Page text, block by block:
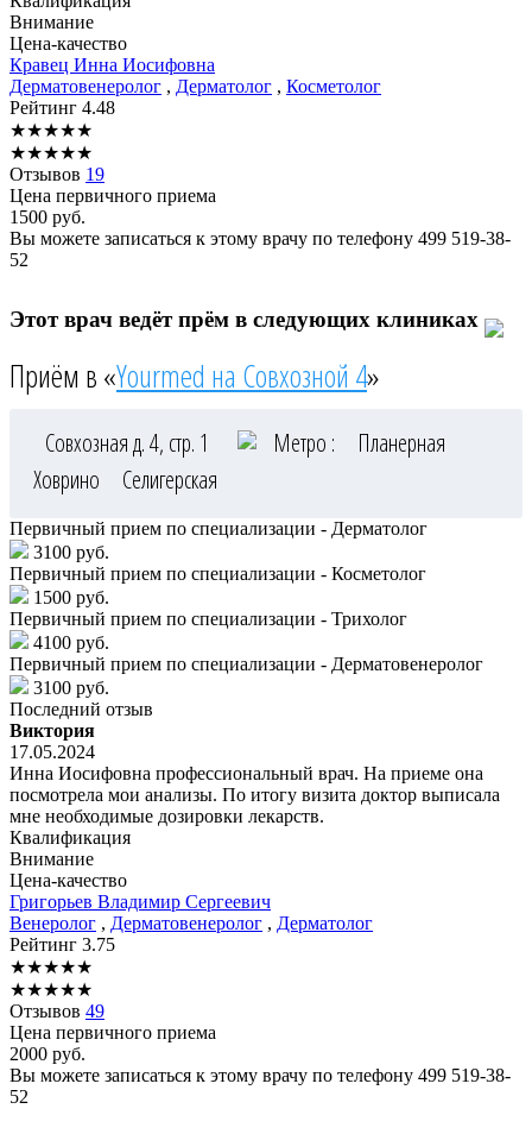
Внимание
Цена-качество
Кравец Инна Иосифовна
Дерматовенеролог , Дерматолог , Косметолог
Рейтинг 4.48
★★★★★
★★★★★
Отзывов 19
Цена первичного приема
1500 руб.
Вы можете записаться к этому врачу по телефону 499 519-38-
52
Этот врач ведёт прём в следующих клиниках
Приём в «Yourmed на Совхозной 4»
Совхозная д. 4, стр. 1 Метро :
Планерная
Ховрино
Селигерская
Первичный прием по специализации - Дерматолог
3100 руб.
Первичный прием по специализации - Косметолог
1500 руб.
Первичный прием по специализации - Трихолог
4100 руб.
Первичный прием по специализации - Дерматовенеролог
3100 руб.
Последний отзыв
Виктория
17.05.2024
Инна Иосифовна профессиональный врач. На приеме она
посмотрела мои анализы. По итогу визита доктор выписала
мне необходимые дозировки лекарств.
Квалификация
Внимание
Цена-качество
Григорьев Владимир Сергеевич
Венеролог , Дерматовенеролог , Дерматолог
Рейтинг 3.75
★★★★★
★★★★★
Отзывов 49
Цена первичного приема
2000 руб.
Вы можете записаться к этому врачу по телефону 499 519-38-
52